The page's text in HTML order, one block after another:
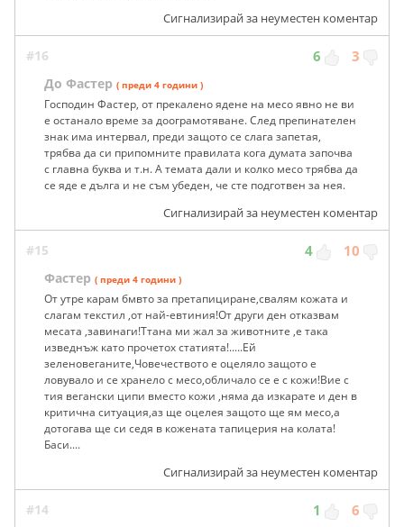
Сигнализирай за неуместен коментар
#16 6 3
До Фастер ( преди 4 години )
Господин Фастер, от прекалено ядене на месо явно не ви
е останало време за доограмотяване. След препинателен
знак има интервал, преди защото се слага запетая,
трябва да си припомните правилата кога думата започва
с главна буква и т.н. А темата дали и колко месо трябва да
се яде е дълга и не съм убеден, че сте подготвен за нея.
Сигнализирай за неуместен коментар
#15 4 10
Фастер ( преди 4 години )
От утре карам бмвто за претапициране,свалям кожата и
слагам текстил ,от най-евтиния!От други ден отказвам
месата ,завинаги!Ттана ми жал за животните ,е така
изведнъж като прочетох статията!.....Ей
зеленовеганите,Човечеството е оцеляло защото е
ловувало и се хранело с месо,обличало се е с кожи!Вие с
тия вегански ципи вместо кожи ,няма да изкарате и ден в
критична ситуация,аз ще оцелея защото ще ям месо,а
дотогава ще си седя в кожената тапицерия на колата!
Баси....
Сигнализирай за неуместен коментар
#14 1 6